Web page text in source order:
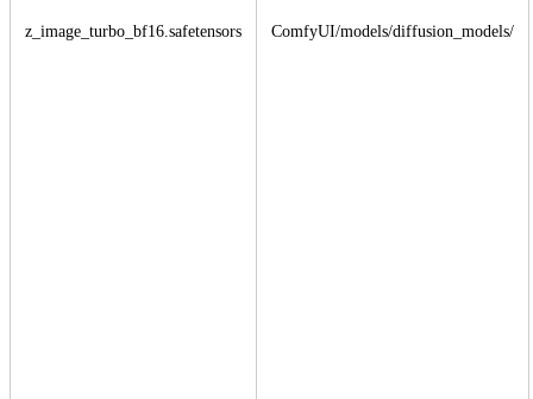
z_image_turbo_bf16.safetensors ComfyUI/models/diffusion_models/